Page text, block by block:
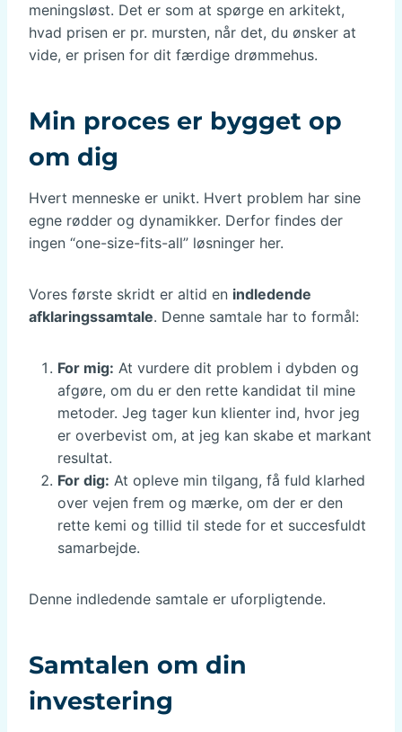
meningsløst. Det er som at spørge en arkitekt,
hvad prisen er pr. mursten, når det, du ønsker at
vide, er prisen for dit færdige drømmehus.
Min proces er bygget op
om dig
Hvert menneske er unikt. Hvert problem har sine
egne rødder og dynamikker. Derfor findes der
ingen “one-size-fits-all” løsninger her.
Vores første skridt er altid en indledende
afklaringssamtale. Denne samtale har to formål:
For mig: At vurdere dit problem i dybden og
afgøre, om du er den rette kandidat til mine
metoder. Jeg tager kun klienter ind, hvor jeg
er overbevist om, at jeg kan skabe et markant
resultat.
For dig: At opleve min tilgang, få fuld klarhed
over vejen frem og mærke, om der er den
rette kemi og tillid til stede for et succesfuldt
samarbejde.
Denne indledende samtale er uforpligtende.
Samtalen om din
investering